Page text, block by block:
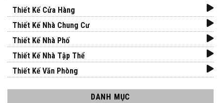
Thiết Kế Cửa Hàng
Thiết Kế Nhà Chung Cư
Thiết Kế Nhà Phố
Thiết Kế Nhà Tập Thể
Thiết Kế Văn Phòng
DANH MỤC